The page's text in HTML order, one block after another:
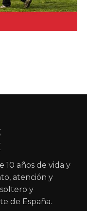
10 años de vida y
atención y
y
de España.